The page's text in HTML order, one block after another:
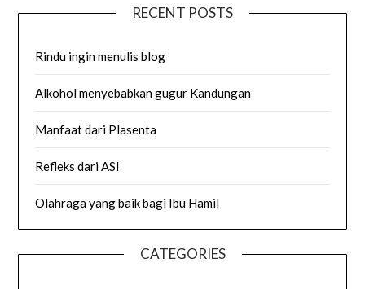
RECENT POSTS
Rindu ingin menulis blog
Alkohol menyebabkan gugur Kandungan
Manfaat dari Plasenta
Refleks dari ASI
Olahraga yang baik bagi Ibu Hamil
CATEGORIES